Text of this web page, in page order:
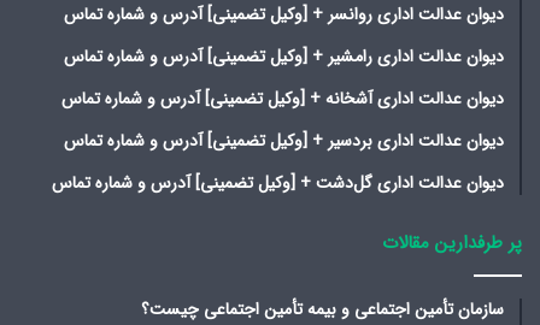
دیوان عدالت اداری روانسر + [وکیل تضمینی] آدرس و شماره تماس
دیوان عدالت اداری رامشیر + [وکیل تضمینی] آدرس و شماره تماس
دیوان عدالت اداری آشخانه + [وکیل تضمینی] آدرس و شماره تماس
دیوان عدالت اداری بردسیر + [وکیل تضمینی] آدرس و شماره تماس
دیوان عدالت اداری گل‌دشت + [وکیل تضمینی] آدرس و شماره تماس
پر طرفدارین مقالات
سازمان تأمین اجتماعی و بیمه تأمین اجتماعی چیست؟